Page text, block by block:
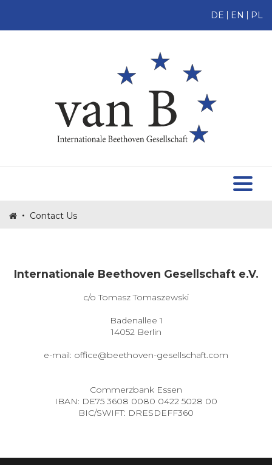
DE EN PL
ABOUT US
MEMBERS
TOMASZ TOMASZEWSKI
BECOME A MEMBER
CONTACT US
• Contact Us
Internationale Beethoven Gesellschaft e.V.
c/o Tomasz Tomaszewski
Badenallee 1
14052 Berlin
e-mail: office@beethoven-gesellschaft.com
Commerzbank Essen
IBAN: DE75 3608 0080 0422 5028 00
BIC/SWIFT: DRESDEFF360